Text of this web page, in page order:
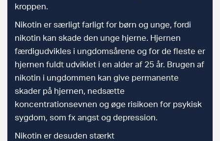
kroppen.
Nikotin er særligt farligt for børn og unge, fordi
nikotin kan skade den unge hjerne. Hjernen
færdigudvikles i ungdomsårene og for de fleste er
hjernen fuldt udviklet i en alder af 25 år. Brugen af
nikotin i ungdommen kan give permanente
skader på hjernen, nedsætte
koncentrationsevnen og øge risikoen for psykisk
sygdom, som fx angst og depression.
Nikotin er desuden stærkt